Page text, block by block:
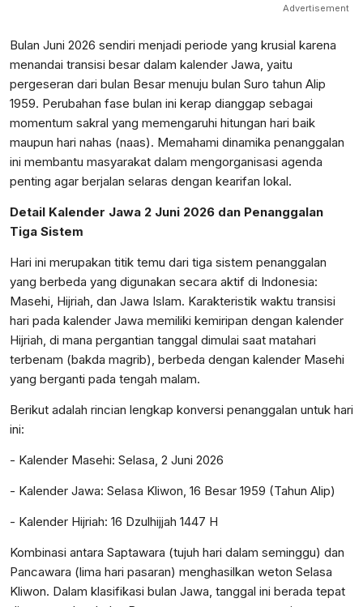
Advertisement
Bulan Juni 2026 sendiri menjadi periode yang krusial karena
menandai transisi besar dalam kalender Jawa, yaitu
pergeseran dari bulan Besar menuju bulan Suro tahun Alip
1959. Perubahan fase bulan ini kerap dianggap sebagai
momentum sakral yang memengaruhi hitungan hari baik
maupun hari nahas (naas). Memahami dinamika penanggalan
ini membantu masyarakat dalam mengorganisasi agenda
penting agar berjalan selaras dengan kearifan lokal.
Detail Kalender Jawa 2 Juni 2026 dan Penanggalan
Tiga Sistem
Hari ini merupakan titik temu dari tiga sistem penanggalan
yang berbeda yang digunakan secara aktif di Indonesia:
Masehi, Hijriah, dan Jawa Islam. Karakteristik waktu transisi
hari pada kalender Jawa memiliki kemiripan dengan kalender
Hijriah, di mana pergantian tanggal dimulai saat matahari
terbenam (bakda magrib), berbeda dengan kalender Masehi
yang berganti pada tengah malam.
Berikut adalah rincian lengkap konversi penanggalan untuk hari
ini:
- Kalender Masehi: Selasa, 2 Juni 2026
- Kalender Jawa: Selasa Kliwon, 16 Besar 1959 (Tahun Alip)
- Kalender Hijriah: 16 Dzulhijjah 1447 H
Kombinasi antara Saptawara (tujuh hari dalam seminggu) dan
Pancawara (lima hari pasaran) menghasilkan weton Selasa
Kliwon. Dalam klasifikasi bulan Jawa, tanggal ini berada tepat